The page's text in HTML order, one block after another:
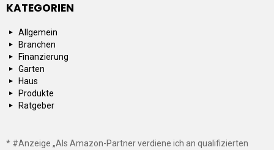
KATEGORIEN
Allgemein
Branchen
Finanzierung
Garten
Haus
Produkte
Ratgeber
* #Anzeige „Als Amazon-Partner verdiene ich an qualifizierten